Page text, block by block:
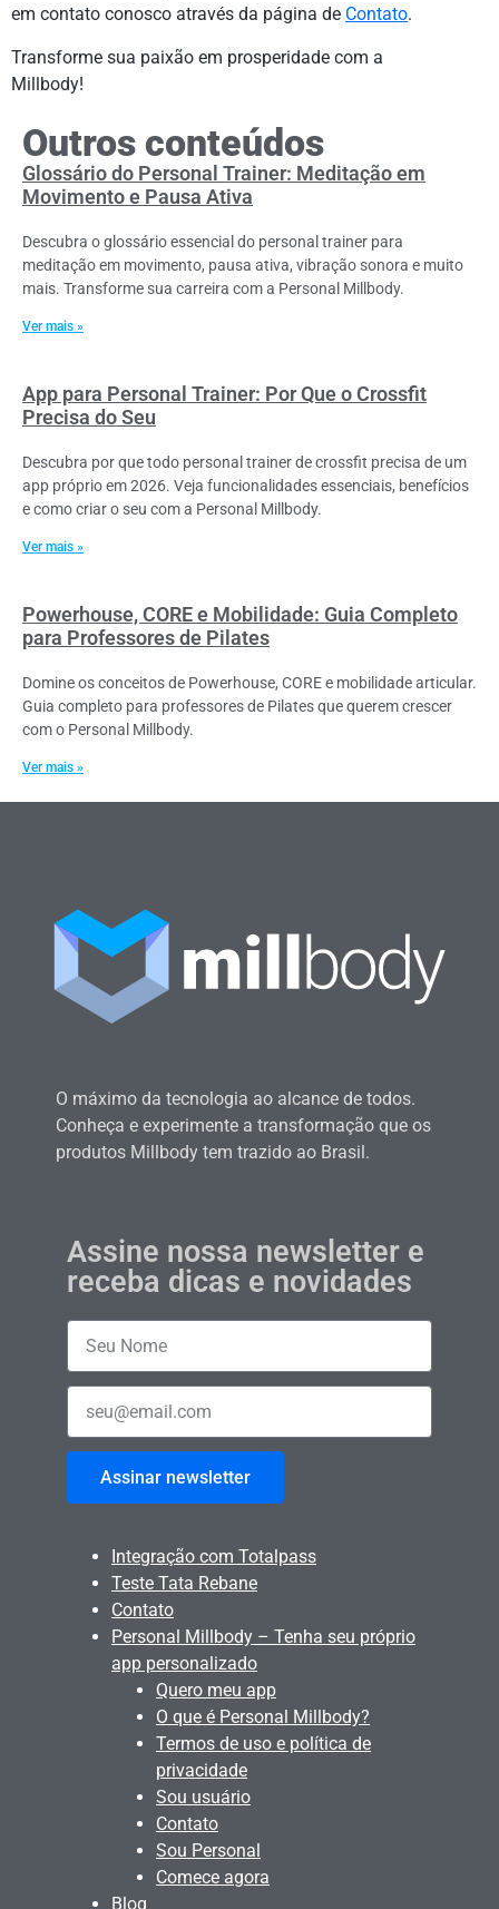
em contato conosco através da página de Contato.
Transforme sua paixão em prosperidade com a
Millbody!
Outros conteúdos
Glossário do Personal Trainer: Meditação em
Movimento e Pausa Ativa
Descubra o glossário essencial do personal trainer para
meditação em movimento, pausa ativa, vibração sonora e muito
mais. Transforme sua carreira com a Personal Millbody.
Ver mais »
App para Personal Trainer: Por Que o Crossfit
Precisa do Seu
Descubra por que todo personal trainer de crossfit precisa de um
app próprio em 2026. Veja funcionalidades essenciais, benefícios
e como criar o seu com a Personal Millbody.
Ver mais »
Powerhouse, CORE e Mobilidade: Guia Completo
para Professores de Pilates
Domine os conceitos de Powerhouse, CORE e mobilidade articular.
Guia completo para professores de Pilates que querem crescer
com o Personal Millbody.
Ver mais »
O máximo da tecnologia ao alcance de todos.
Conheça e experimente a transformação que os
produtos Millbody tem trazido ao Brasil.
Assine nossa newsletter e
receba dicas e novidades
Assinar newsletter
Integração com Totalpass
Teste Tata Rebane
Contato
Personal Millbody – Tenha seu próprio
app personalizado
Quero meu app
O que é Personal Millbody?
Termos de uso e política de
privacidade
Sou usuário
Contato
Sou Personal
Comece agora
Blog